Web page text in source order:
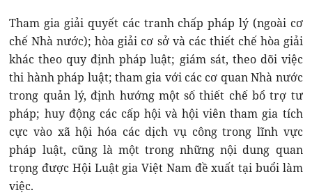
Tham gia giải quyết các tranh chấp pháp lý (ngoài cơ
chế Nhà nước); hòa giải cơ sở và các thiết chế hòa giải
khác theo quy định pháp luật; giám sát, theo dõi việc
thi hành pháp luật; tham gia với các cơ quan Nhà nước
trong quản lý, định hướng một số thiết chế bổ trợ tư
pháp; huy động các cấp hội và hội viên tham gia tích
cực vào xã hội hóa các dịch vụ công trong lĩnh vực
pháp luật, cũng là một trong những nội dung quan
trọng được Hội Luật gia Việt Nam đề xuất tại buổi làm
việc.